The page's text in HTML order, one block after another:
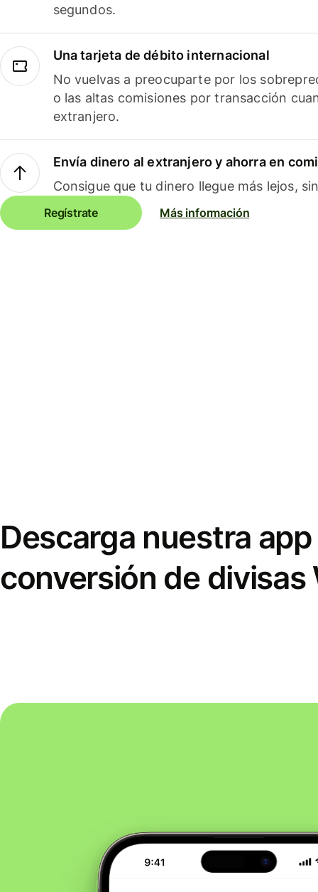
segundos.
Una tarjeta de débito internacional
No vuelvas a preocuparte por los
o las altas comisiones por transacción
extranjero.
Envía dinero al extranjero y ahorra en
Consigue que tu dinero llegue más lejos,
Regístrate Más información
Descarga nuestra
conversión de divisas